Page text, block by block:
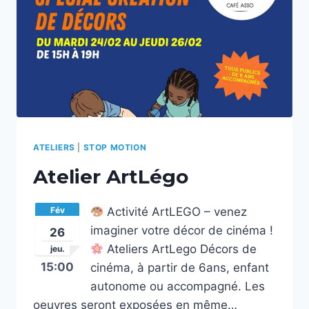
ATELIERS STOP MOTION
Atelier ArtLégo
Fév
26
jeu.
15:00
Activité ArtLEGO – venez
imaginer votre décor de cinéma !
Ateliers ArtLego Décors de
cinéma, à partir de 6ans, enfant
autonome ou accompagné. Les
oeuvres seront exposées en même…